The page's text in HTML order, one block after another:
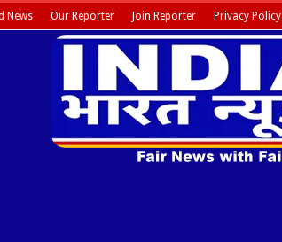
News Our Reporter Join Reporter Privacy Policy